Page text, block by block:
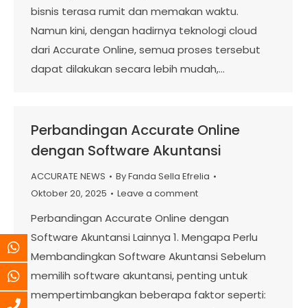
bisnis terasa rumit dan memakan waktu.
Namun kini, dengan hadirnya teknologi cloud
dari Accurate Online, semua proses tersebut
dapat dilakukan secara lebih mudah,…
Perbandingan Accurate Online
dengan Software Akuntansi
ACCURATE NEWS ByFanda Sella Efrelia
Oktober 20, 2025
Leave a comment
Perbandingan Accurate Online dengan
Software Akuntansi Lainnya 1. Mengapa Perlu
Membandingkan Software Akuntansi Sebelum
memilih software akuntansi, penting untuk
mempertimbangkan beberapa faktor seperti: